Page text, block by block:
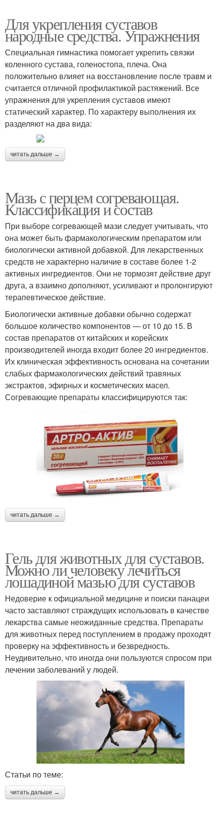
Для укрепления суставов
народные средства. Упражнения
Специальная гимнастика помогает укрепить связки
коленного сустава, голеностопа, плеча. Она
положительно влияет на восстановление после травм и
считается отличной профилактикой растяжений. Все
упражнения для укрепления суставов имеют
статический характер. По характеру выполнения их
разделяют на два вида:
читать дальше →
Мазь с перцем согревающая.
Классификация и состав
При выборе согревающей мази следует учитывать, что
она может быть фармакологическим препаратом или
биологически активной добавкой. Для лекарственных
средств не характерно наличие в составе более 1-2
активных ингредиентов. Они не тормозят действие друг
друга, а взаимно дополняют, усиливают и пролонгируют
терапевтическое действие.
Биологически активные добавки обычно содержат
большое количество компонентов — от 10 до 15. В
состав препаратов от китайских и корейских
производителей иногда входит более 20 ингредиентов.
Их клиническая эффективность основана на сочетании
слабых фармакологических действий травяных
экстрактов, эфирных и косметических масел.
Согревающие препараты классифицируются так:
читать дальше →
Гель для животных для суставов.
Можно ли человеку лечиться
лошадиной мазью для суставов
Недоверие к официальной медицине и поиски панацеи
часто заставляют страждущих использовать в качестве
лекарства самые неожиданные средства. Препараты
для животных перед поступлением в продажу проходят
проверку на эффективность и безвредность.
Неудивительно, что иногда они пользуются спросом при
лечении заболеваний у людей.
Статьи по теме:
читать дальше →